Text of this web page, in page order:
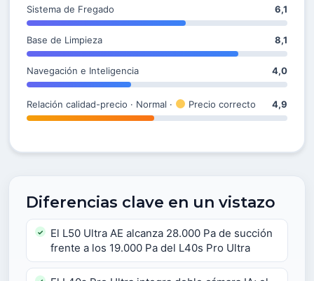
Sistema de Fregado 6,1
Base de Limpieza 8,1
Navegación e Inteligencia 4,0
Relación calidad-precio · Normal · Precio correcto 4,9
Diferencias clave en un vistazo
El L50 Ultra AE alcanza 28.000 Pa de succión
frente a los 19.000 Pa del L40s Pro Ultra